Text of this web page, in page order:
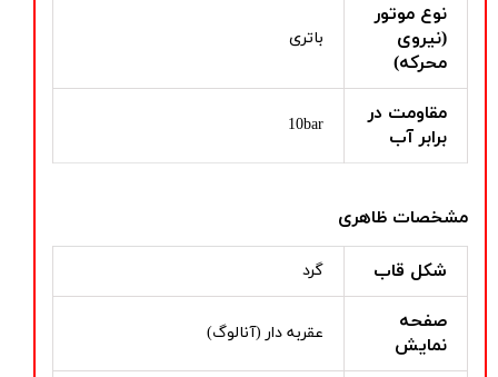
نوع موتور
(نیروی
محرکه)
باتری
مقاومت در
برابر آب
10bar
مشخصات ظاهری
شکل قاب گرد
صفحه
نمایش
عقربه دار (آنالوگ)